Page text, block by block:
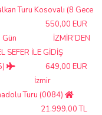
Turu Kosovalı (8 Gece
550,00 EUR
Gün
İZMİR’DEN
SEFER İLE GİDİŞ
649,00 EUR
İzmir
Turu (0084)
21.999,00 TL